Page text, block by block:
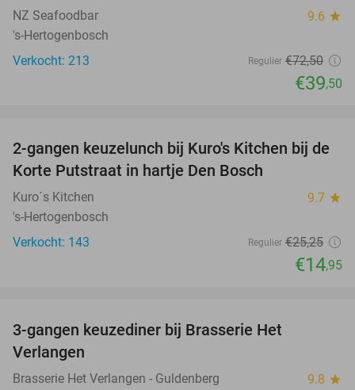
NZ Seafoodbar 9.6 star
's-Hertogenbosch
Verkocht: 213
Regulier €72,50
€39,50
41%
2-gangen keuzelunch bij Kuro's Kitchen bij de
Korte Putstraat in hartje Den Bosch
Kuro´s Kitchen 9.7 star
's-Hertogenbosch
Verkocht: 143
Regulier €25,25
€14,95
3-gangen keuzediner bij Brasserie Het
Verlangen
Brasserie Het Verlangen - Guldenberg 9.8 star